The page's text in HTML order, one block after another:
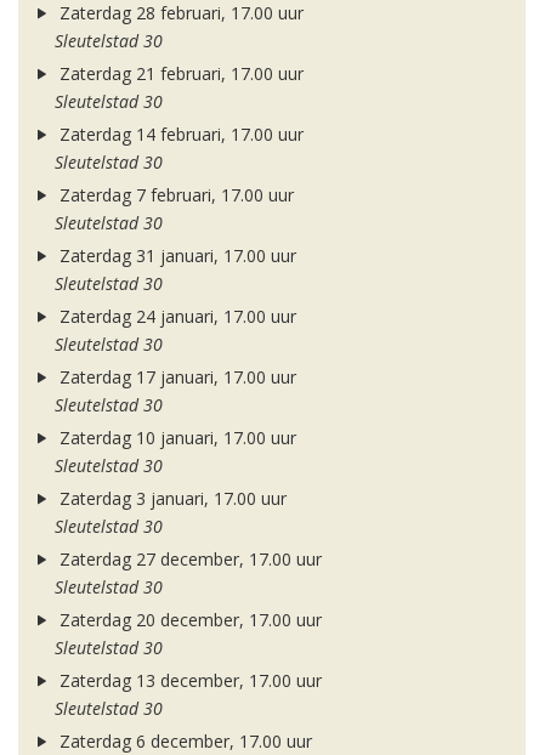
Zaterdag 28 februari, 17.00 uur
Sleutelstad 30
Zaterdag 21 februari, 17.00 uur
Sleutelstad 30
Zaterdag 14 februari, 17.00 uur
Sleutelstad 30
Zaterdag 7 februari, 17.00 uur
Sleutelstad 30
Zaterdag 31 januari, 17.00 uur
Sleutelstad 30
Zaterdag 24 januari, 17.00 uur
Sleutelstad 30
Zaterdag 17 januari, 17.00 uur
Sleutelstad 30
Zaterdag 10 januari, 17.00 uur
Sleutelstad 30
Zaterdag 3 januari, 17.00 uur
Sleutelstad 30
Zaterdag 27 december, 17.00 uur
Sleutelstad 30
Zaterdag 20 december, 17.00 uur
Sleutelstad 30
Zaterdag 13 december, 17.00 uur
Sleutelstad 30
Zaterdag 6 december, 17.00 uur